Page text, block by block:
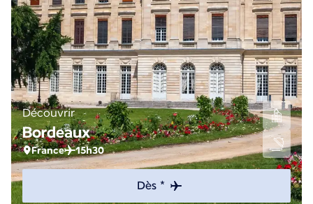
Découvrir
Bordeaux
France 15h30
Dès *